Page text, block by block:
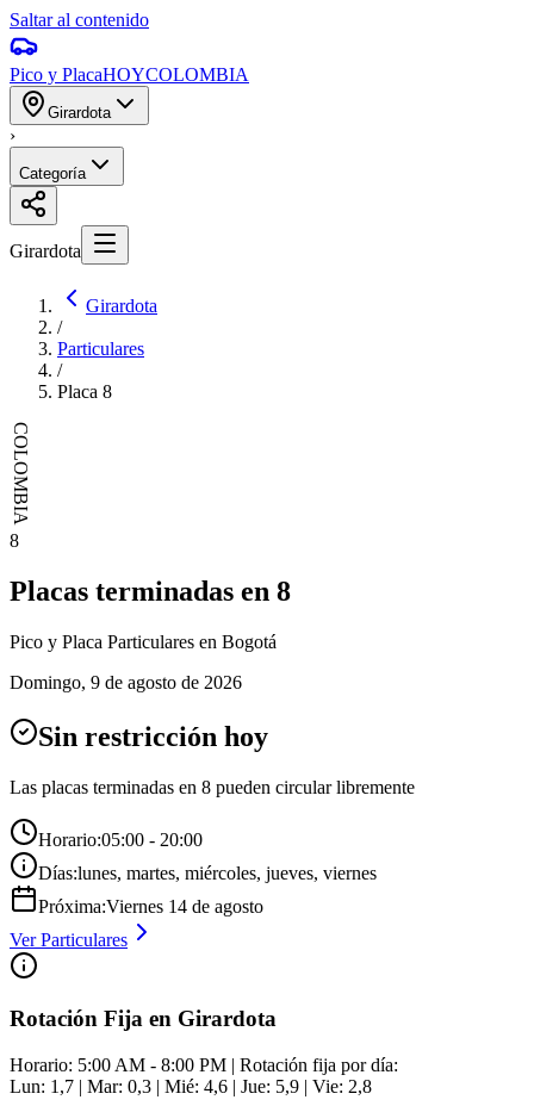
Saltar al contenido
Pico y PlacaHOYCOLOMBIA
Girardota
›
Categoría
Girardota
Girardota
/
Particulares
/
Placa 8
COLOMBIA
8
Placas terminadas en 8
Pico y Placa Particulares en Bogotá
Domingo, 9 de agosto de 2026
Sin restricción hoy
Las placas terminadas en 8 pueden circular libremente
Horario:05:00 - 20:00
Días:lunes, martes, miércoles, jueves, viernes
Próxima:Viernes 14 de agosto
VerParticulares
Rotación Fija en Girardota
Horario: 5:00 AM - 8:00 PM | Rotación fija por día:
Lun: 1,7 | Mar: 0,3 | Mié: 4,6 | Jue: 5,9 | Vie: 2,8